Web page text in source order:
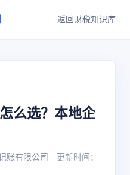
返回财税知识库
么选？本地企
账有限公司 更新时间：